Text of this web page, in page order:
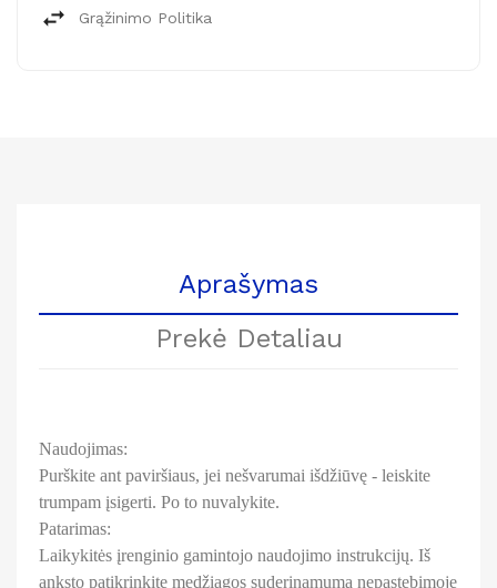
Grąžinimo Politika
Aprašymas
Prekė Detaliau
Naudojimas:
Purškite ant paviršiaus, jei nešvarumai išdžiūvę - leiskite
trumpam įsigerti. Po to nuvalykite.
Patarimas:
Laikykitės įrenginio gamintojo naudojimo instrukcijų. Iš
anksto patikrinkite medžiagos suderinamumą nepastebimoje